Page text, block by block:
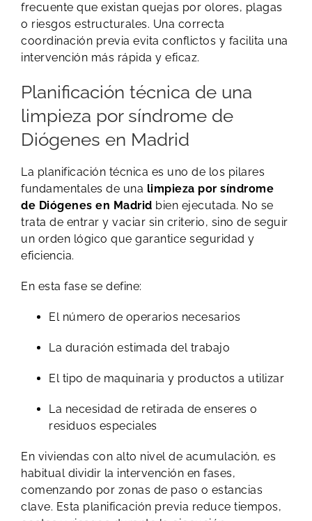
frecuente que existan quejas por olores, plagas
o riesgos estructurales. Una correcta
coordinación previa evita conflictos y facilita una
intervención más rápida y eficaz.
Planificación técnica de una
limpieza por síndrome de
Diógenes en Madrid
La planificación técnica es uno de los pilares
fundamentales de una limpieza por síndrome
de Diógenes en Madrid bien ejecutada. No se
trata de entrar y vaciar sin criterio, sino de seguir
un orden lógico que garantice seguridad y
eficiencia.
En esta fase se define:
El número de operarios necesarios
La duración estimada del trabajo
El tipo de maquinaria y productos a utilizar
La necesidad de retirada de enseres o
residuos especiales
En viviendas con alto nivel de acumulación, es
habitual dividir la intervención en fases,
comenzando por zonas de paso o estancias
clave. Esta planificación previa reduce tiempos,